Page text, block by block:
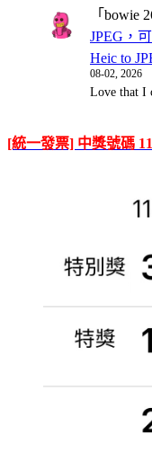
「 bowie
JPEG，
Heic to
08-02, 2026
Love that I
[統一發票] 中獎號碼